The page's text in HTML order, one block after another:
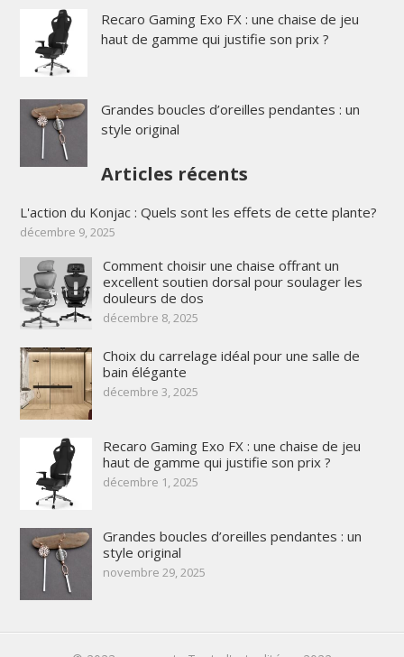
Recaro Gaming Exo FX : une chaise de jeu
haut de gamme qui justifie son prix ?
Grandes boucles d’oreilles pendantes : un
style original
Articles récents
L'action du Konjac : Quels sont les effets de cette plante?
décembre 9, 2025
Comment choisir une chaise offrant un
excellent soutien dorsal pour soulager les
douleurs de dos
décembre 8, 2025
Choix du carrelage idéal pour une salle de
bain élégante
décembre 3, 2025
Recaro Gaming Exo FX : une chaise de jeu
haut de gamme qui justifie son prix ?
décembre 1, 2025
Grandes boucles d’oreilles pendantes : un
style original
novembre 29, 2025